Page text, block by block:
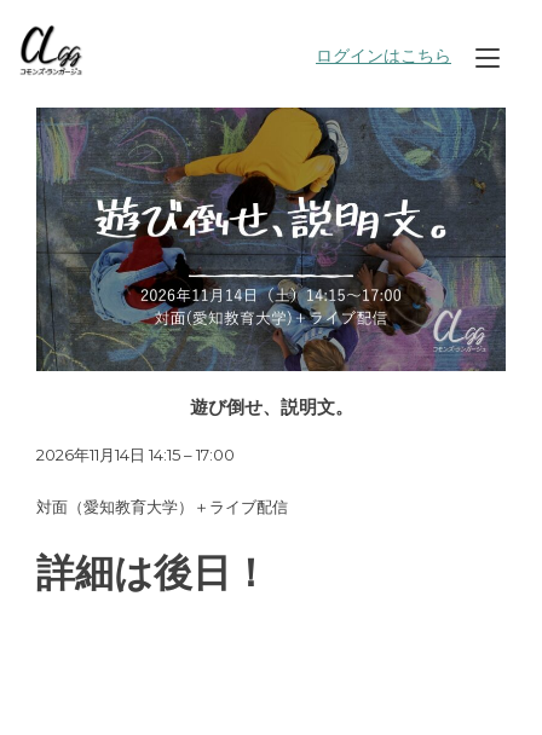
content
ログインはこちら
遊び倒せ、説明文。
2026年11月14日 14:15 – 17:00
対面（愛知教育大学）＋ライブ配信
詳細は後日！